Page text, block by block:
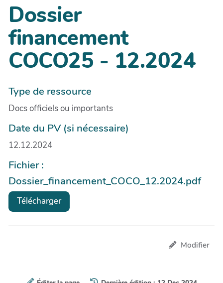
Dossier
financement
COCO25 - 12.2024
Type de ressource
Docs officiels ou importants
Date du PV (si nécessaire)
12.12.2024
Fichier :
Dossier_financement_COCO_12.2024.pdf
Télécharger
Modifier